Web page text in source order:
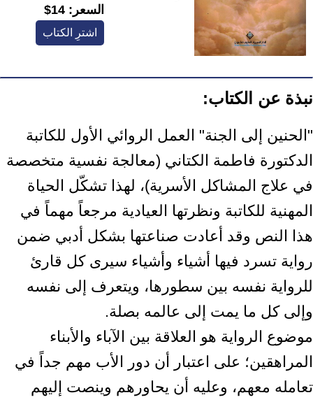
السعر: 14$
اشترِ الكتاب
نبذة عن الكتاب:
"الحنين إلى الجنة" العمل الروائي الأول للكاتبة
الدكتورة فاطمة الكتاني (معالجة نفسية متخصصة
في علاج المشاكل الأسرية)، لهذا تشكّل الحياة
المهنية للكاتبة ونظرتها العيادية مرجعاً مهماً في
هذا النص وقد أعادت صناعتها بشكل أدبي ضمن
رواية تسرد فيها أشياء وأشياء سيرى كل قارئ
للرواية نفسه بين سطورها، ويتعرف إلى نفسه
وإلى كل ما يمت إلى عالمه بصلة.
موضوع الرواية هو العلاقة بين الآباء والأبناء
المراهقين؛ على اعتبار أن دور الأب مهم جداً في
تعامله معهم، وعليه أن يحاورهم وينصت إليهم